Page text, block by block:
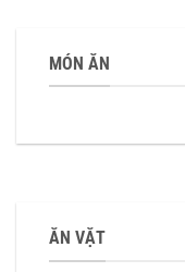
MÓN ĂN
ĂN VẶT